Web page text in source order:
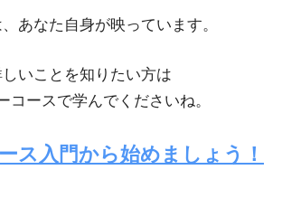
あなた自身が映っています。
いことを知りたい方は
コースで学んでくださいね。
ス入門から始めましょう！